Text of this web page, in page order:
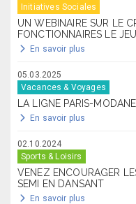
Initiatives Sociales
UN WEBINAIRE SUR LE
FONCTIONNAIRES LE
En savoir plus
05.03.2025
Vacances & Voyages
LA LIGNE PARIS-
En savoir plus
02.10.2024
Sports & Loisirs
VENEZ ENCOURAGER
SEMI EN DANSANT
En savoir plus